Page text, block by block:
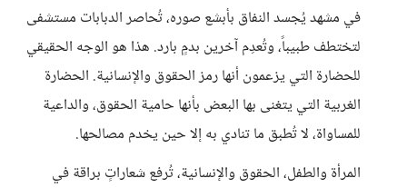
في مشهد يُجسد النفاق بأبشع صوره، تُحاصر الدبابات مستشفى
لتختطف طبيباً، وتُعدِم آخرين بدمٍ بارد. هذا هو الوجه الحقيقي
للحضارة التي يزعمون أنها رمز الحقوق والإنسانية. الحضارة
الغربية التي يتغنى بها البعض بأنها حامية الحقوق، والداعية
للمساواة، لا تُطبق ما تنادي به إلا حين يخدم مصالحها.
المرأة والطفل، الحقوق والإنسانية، تُرفع شعاراتٍ براقة في